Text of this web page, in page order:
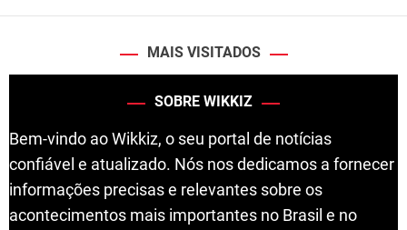
MAIS VISITADOS
SOBRE WIKKIZ
Bem-vindo ao Wikkiz, o seu portal de notícias
confiável e atualizado. Nós nos dedicamos a fornecer
informações precisas e relevantes sobre os
acontecimentos mais importantes no Brasil e no